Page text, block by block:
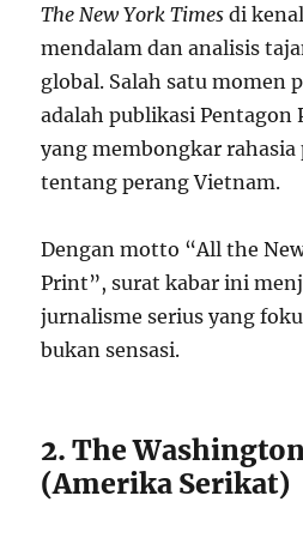
The New York Times di
mendalam dan analisis
global. Salah satu momen
adalah publikasi Pentagon
yang membongkar rahasia
tentang perang Vietnam.
Dengan motto “All the
Print”, surat kabar ini
jurnalisme serius yang
bukan sensasi.
2. The
(Amerika Serikat)